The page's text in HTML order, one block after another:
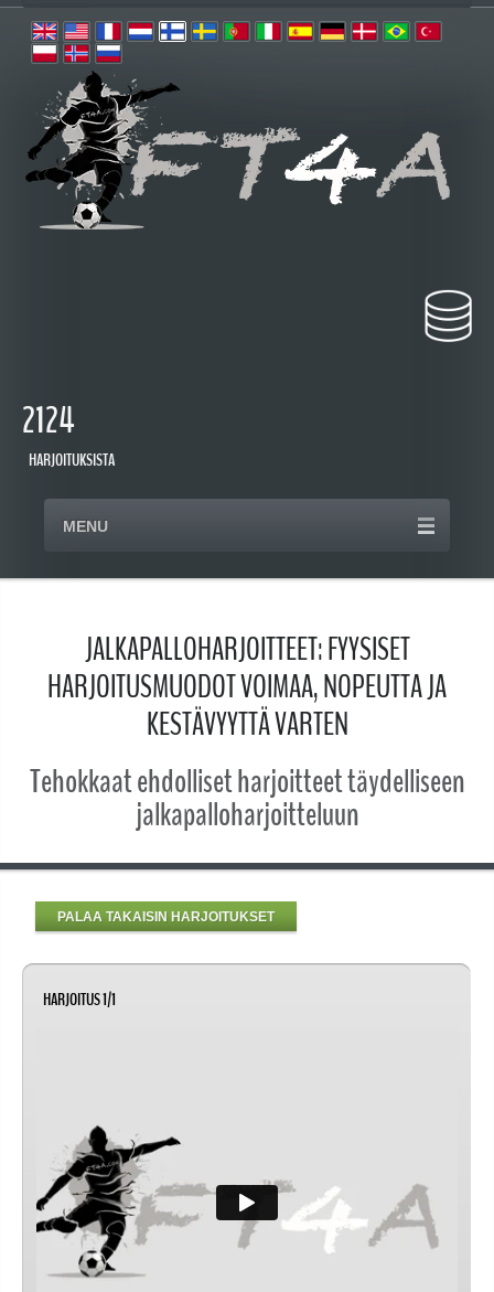
2124
HARJOITUKSISTA
MENU
JALKAPALLOHARJOITTEET: FYYSISET
HARJOITUSMUODOT VOIMAA, NOPEUTTA JA
KESTÄVYYTTÄ VARTEN
Tehokkaat ehdolliset harjoitteet täydelliseen
jalkapalloharjoitteluun
PALAA TAKAISIN HARJOITUKSET
HARJOITUS 1/1